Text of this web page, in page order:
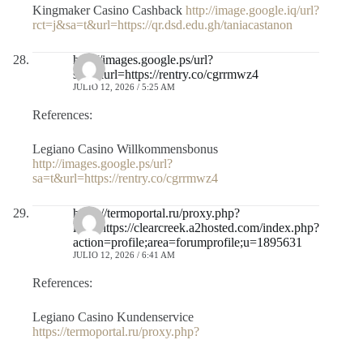
Kingmaker Casino Cashback http://image.google.iq/url?
rct=j&sa=t&url=https://qr.dsd.edu.gh/taniacastanon
http://images.google.ps/url?
sa=t&url=https://rentry.co/cgrrmwz4
JULIO 12, 2026 / 5:25 AM
References:
Legiano Casino Willkommensbonus
http://images.google.ps/url?
sa=t&url=https://rentry.co/cgrrmwz4
https://termoportal.ru/proxy.php?
link=https://clearcreek.a2hosted.com/index.php?
action=profile;area=forumprofile;u=1895631
JULIO 12, 2026 / 6:41 AM
References:
Legiano Casino Kundenservice
https://termoportal.ru/proxy.php?